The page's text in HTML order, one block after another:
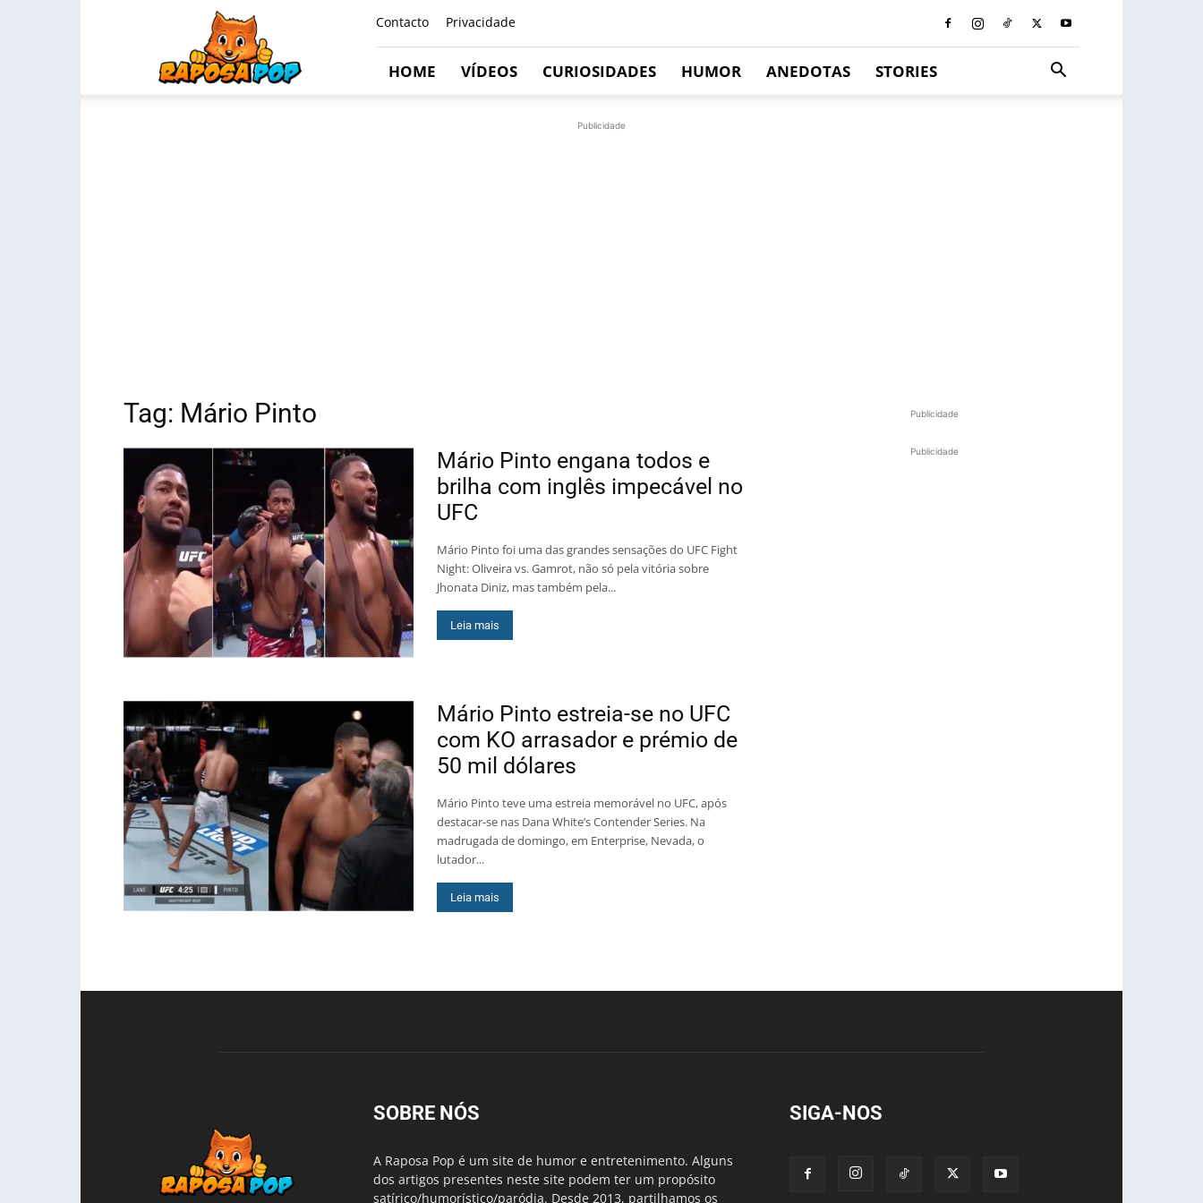
Contacto Privacidade
HOME VÍDEOS CURIOSIDADES HUMOR ANEDOTAS STORIES
Publicidade
Tag: Mário Pinto
Mário Pinto engana todos e
brilha com inglês impecável no
UFC
Mário Pinto foi uma das grandes sensações do UFC Fight
Night: Oliveira vs. Gamrot, não só pela vitória sobre
Jhonata Diniz, mas também pela...
Leia mais
Mário Pinto estreia-se no UFC
com KO arrasador e prémio de
50 mil dólares
Mário Pinto teve uma estreia memorável no UFC, após
destacar-se nas Dana White’s Contender Series. Na
madrugada de domingo, em Enterprise, Nevada, o
lutador...
Leia mais
Publicidade
Publicidade
SOBRE NÓS
A Raposa Pop é um site de humor e entretenimento. Alguns
dos artigos presentes neste site podem ter um propósito
satírico/humorístico/paródia. Desde 2013, partilhamos os
SIGA-NOS